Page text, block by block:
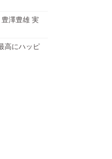
豊澤豊雄 実
高にハッピ